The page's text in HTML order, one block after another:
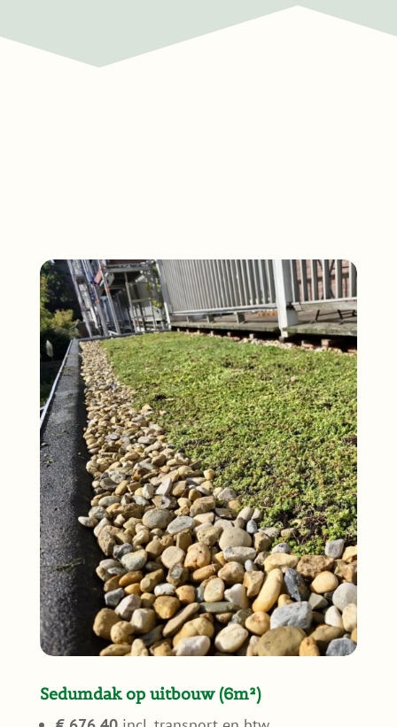
Sedumdak op uitbouw (6m²)